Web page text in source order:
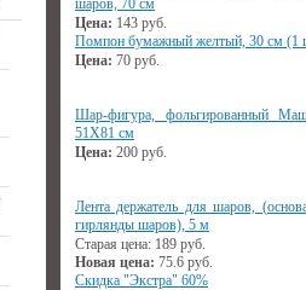
шаров, 70 см
Цена: 143 руб.
Помпон бумажный желтый, 30 см (1
Цена: 70 руб.
Шар-фигура, фольгированный
51Х81 см
Цена: 200 руб.
Лента держатель для шаров,
гирлянды шаров), 5 м
Старая цена: 189 руб.
Новая цена: 75.6 руб.
Скидка "Экстра" 60%